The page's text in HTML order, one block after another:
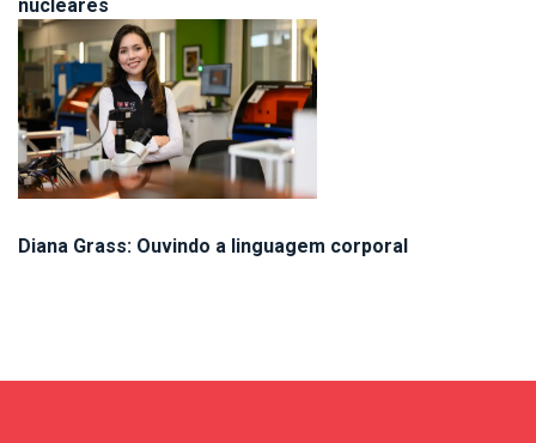
nucleares
Diana Grass: Ouvindo a linguagem corporal